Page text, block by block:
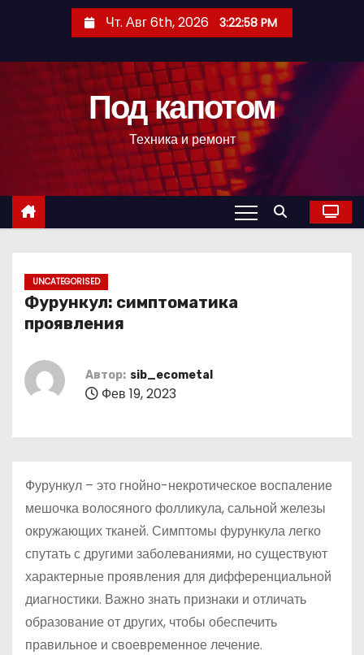
с
Чт. Авг 6th, 2026 3:23:00 PM
Под капотом
Техника и ремонт
UNCATEGORISED
Фурункул: симптоматика
проявления
Автор: sib_ecometal
Фев 19, 2023
Фурункул – это гнойно-некротическое воспаление
мешочка волосяного фолликула, сальной железы
окружающих тканей. Симптомы фурункула легко
спутать с другими заболеваниями, но существуют
характерные проявления для дифференциальной
диагностики. Важно знать признаки и отличать
образование от других, чтобы обеспечить
правильное и своевременное лечение.